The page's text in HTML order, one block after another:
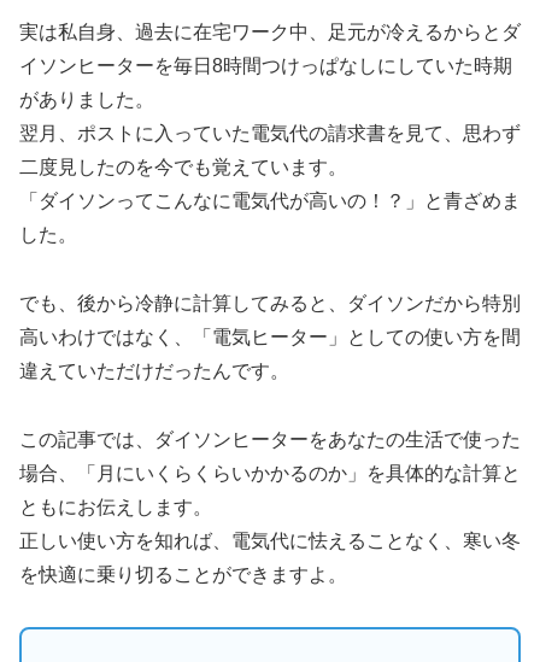
実は私自身、過去に在宅ワーク中、足元が冷えるからとダ
イソンヒーターを毎日8時間つけっぱなしにしていた時期
がありました。
翌月、ポストに入っていた電気代の請求書を見て、思わず
二度見したのを今でも覚えています。
「ダイソンってこんなに電気代が高いの！？」と青ざめま
した。
でも、後から冷静に計算してみると、ダイソンだから特別
高いわけではなく、「電気ヒーター」としての使い方を間
違えていただけだったんです。
この記事では、ダイソンヒーターをあなたの生活で使った
場合、「月にいくらくらいかかるのか」を具体的な計算と
ともにお伝えします。
正しい使い方を知れば、電気代に怯えることなく、寒い冬
を快適に乗り切ることができますよ。